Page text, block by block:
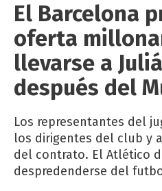
El Barcelona
oferta
llevarse a
después del
Los representantes del
los dirigentes del club y
del contrato. El Atlético
despredenderse del